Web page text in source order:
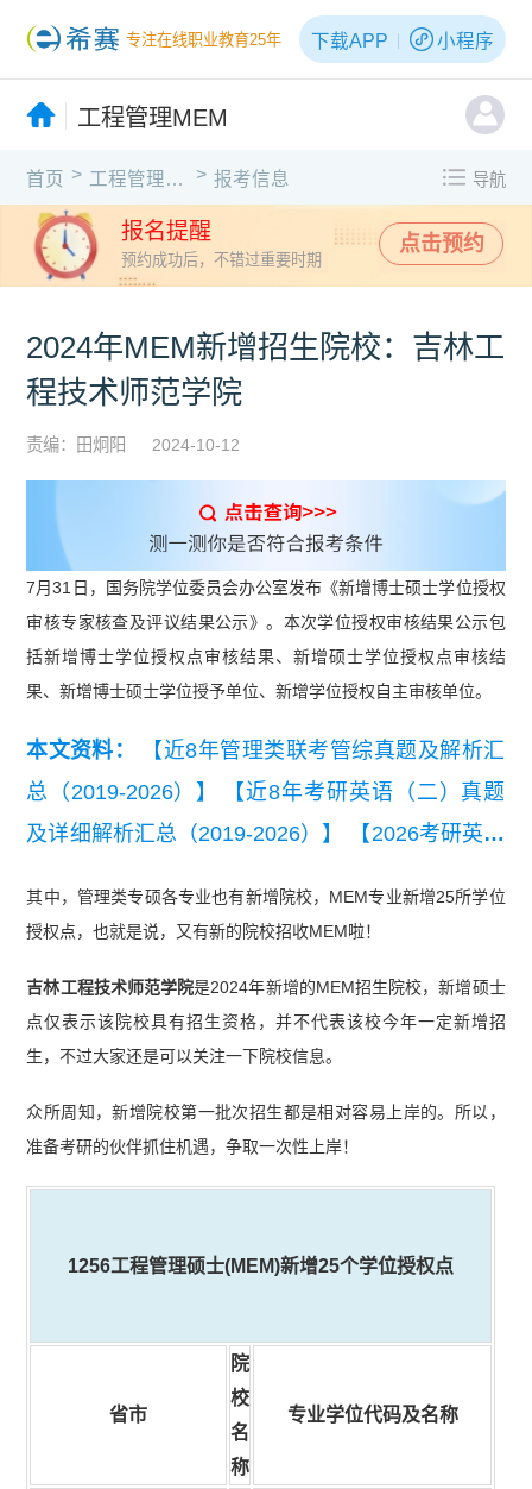
专注在线职业教育25年 下载APP 小程序
工程管理MEM
首页 > 工程管理MEM > 报考信息 导航
报名提醒
预约成功后，不错过重要时期
点击预约
2024年MEM新增招生院校：吉林工
程技术师范学院
责编：田炯阳 2024-10-12
7月31日，国务院学位委员会办公室发布《新增博士硕士学位授权
审核专家核查及评议结果公示》。本次学位授权审核结果公示包
括新增博士学位授权点审核结果、新增硕士学位授权点审核结
果、新增博士硕士学位授予单位、新增学位授权自主审核单位。
本文资料：
【近8年管理类联考管综真题及解析汇
总（2019-2026）】
【近8年考研英语（二）真题
及详细解析汇总（2019-2026）】
【2026考研英语
能力真题及答案【完整版】】
其中，管理类专硕各专业也有新增院校，MEM专业新增25所学位
授权点，也就是说，又有新的院校招收MEM啦！
吉林工程技术师范学院是2024年新增的MEM招生院校，新增硕士
点仅表示该院校具有招生资格，并不代表该校今年一定新增招
生，不过大家还是可以关注一下院校信息。
众所周知，新增院校第一批次招生都是相对容易上岸的。所以，
准备考研的伙伴抓住机遇，争取一次性上岸！
1256工程管理硕士(MEM)新增25个学位授权点
省市
院
校
名
称
专业学位代码及名称